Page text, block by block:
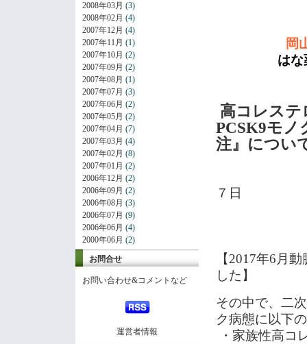
2008年03月 (3)
2008年02月 (4)
2007年12月 (4)
2007年11月 (1)
2007年10月 (2)
2007年09月 (2)
2007年08月 (1)
2007年07月 (3)
2007年06月 (2)
2007年05月 (2)
2007年04月 (7)
2007年03月 (4)
2007年02月 (8)
2007年01月 (2)
2006年12月 (2)
2006年09月 (2)
2006年08月 (3)
2006年07月 (9)
2006年06月 (4)
2000年06月 (2)
お問合せ
お問い合わせ&コメントなど
運営者情報
岡
は
高コレステ
PCSK9モノ
注』につい
７日
【2017年6月動
した】
その中で、二
ク病態に以下
・家族性高コ